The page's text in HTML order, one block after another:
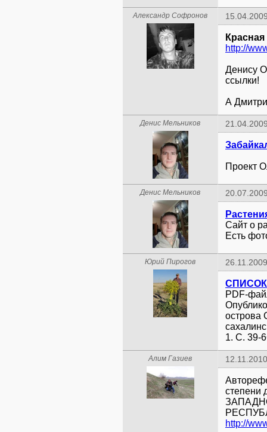
Александр Софронов
http://
Денису
ссылки!
А
Денис Мельников
Проект
Денис Мельников
Сайт о
Есть
Юрий Пирогов
PDF-
острова
1. С. 39-
Алим Газиев
степени
http://